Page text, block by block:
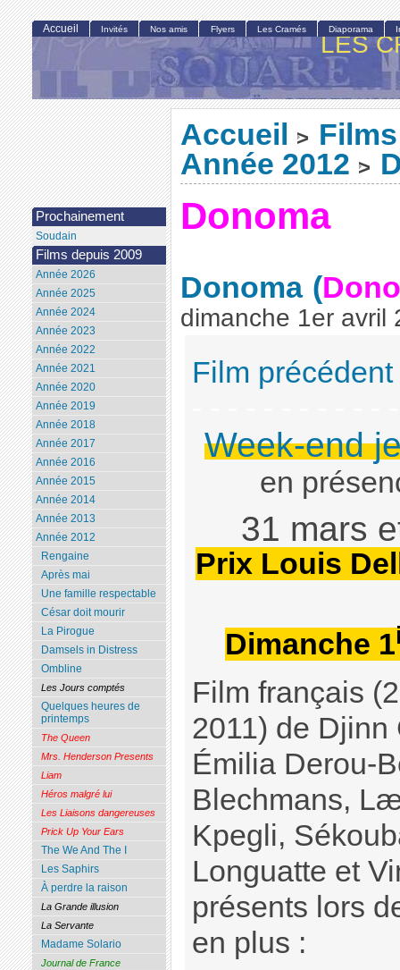
LES
Accueil >
Année 2012 >
Donoma
Donoma (
dimanche 1er avril
Film précédent
Week-end
en
31 mars
Prix Louis
Dimanche 1
Film français
2011) de Djinn
Émilia Derou-
Blechmans,
Kpegli,
Longuatte et
présents lors
en plus :
Accueil Invités Nos amis Flyers Les Cramés Diaporama
Prochainement
Soudain
Films depuis 2009
Année 2026
Année 2025
Année 2024
Année 2023
Année 2022
Année 2021
Année 2020
Année 2019
Année 2018
Année 2017
Année 2016
Année 2015
Année 2014
Année 2013
Année 2012
Rengaine
Après mai
Une famille respectable
César doit mourir
La Pirogue
Damsels in Distress
Ombline
Les Jours comptés
Quelques heures de
printemps
The Queen
Mrs. Henderson Presents
Liam
Héros malgré lui
Les Liaisons dangereuses
Prick Up Your Ears
The We And The I
Les Saphirs
À perdre la raison
La Grande illusion
La Servante
Madame Solario
Journal de France